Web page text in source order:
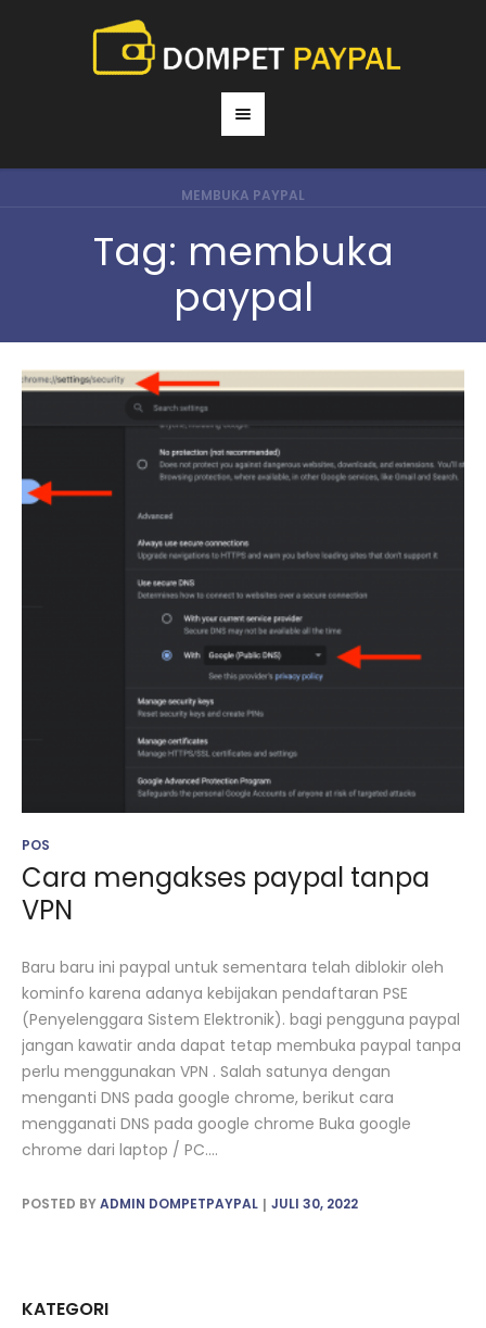
MEMBUKA PAYPAL
Tag: membuka
paypal
POS
Cara mengakses paypal tanpa
VPN
Baru baru ini paypal untuk sementara telah diblokir oleh
kominfo karena adanya kebijakan pendaftaran PSE
(Penyelenggara Sistem Elektronik). bagi pengguna paypal
jangan kawatir anda dapat tetap membuka paypal tanpa
perlu menggunakan VPN . Salah satunya dengan
menganti DNS pada google chrome, berikut cara
mengganati DNS pada google chrome Buka google
chrome dari laptop / PC....
POSTED BYADMIN DOMPETPAYPAL JULI 30, 2022
KATEGORI